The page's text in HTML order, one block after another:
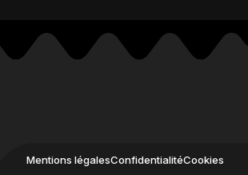
Mentions légalesConfidentialitéCookies